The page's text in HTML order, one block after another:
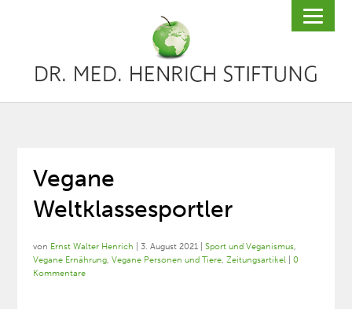
Vegane
Weltklassesportler
von Ernst Walter Henrich |3. August 2021 |Sport und Veganismus,
Vegane Ernährung,Vegane Personen und Tiere,Zeitungsartikel |0
Kommentare